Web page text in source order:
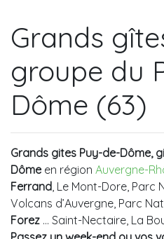
Grands
groupe du
Dôme (63)
Grands gites Puy-de-Dôme,
Dômeen région Auvergne-
Ferrand, Le Mont-Dore, Parc
Volcans d’Auvergne, Parc
Forez ... Saint-Nectaire, La